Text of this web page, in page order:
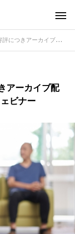
始！12/4まで_CareTEX365ウェビナー
アーカイブ配
ビナー